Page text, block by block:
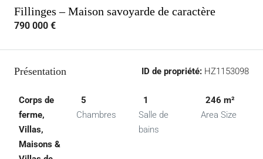
Fillinges – Maison savoyarde de caractère
790 000 €
Présentation ID de propriété: HZ1153098
Corps de
ferme,
Villas,
Maisons &
5
Chambres
1
Salle de
bains
246 m²
Area Size